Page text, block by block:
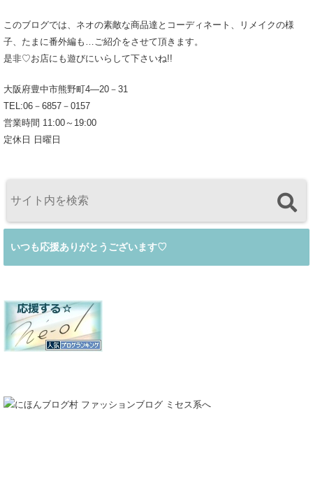
このブログでは、ネオの素敵な商品達とコーディネート、リメイクの様
子、たまに番外編も…ご紹介をさせて頂きます。
是非♡お店にも遊びにいらして下さいね!!
大阪府豊中市熊野町4―20－31
TEL:06－6857－0157
営業時間 11:00～19:00
定休日 日曜日
いつも応援ありがとうございます♡